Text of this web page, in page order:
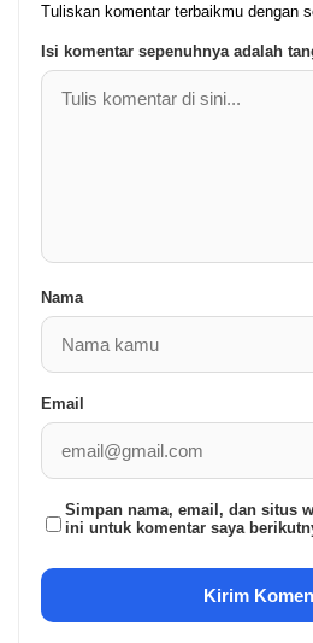
Tuliskan komentar terbaikmu dengan
Isi komentar sepenuhnya adalah
Nama
Email
Simpan nama, email, dan situs
ini untuk komentar saya